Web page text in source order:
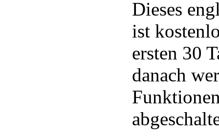
Dieses
ist
ersten 30
danach